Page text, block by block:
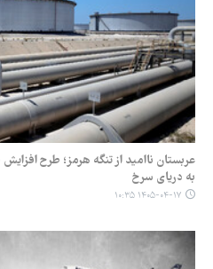
عربستان ناامید از تنگه هرمز؛ طرح
به دریای سرخ
۱۴۰۵-۰۴-۱۷ ۱۰:۳۵